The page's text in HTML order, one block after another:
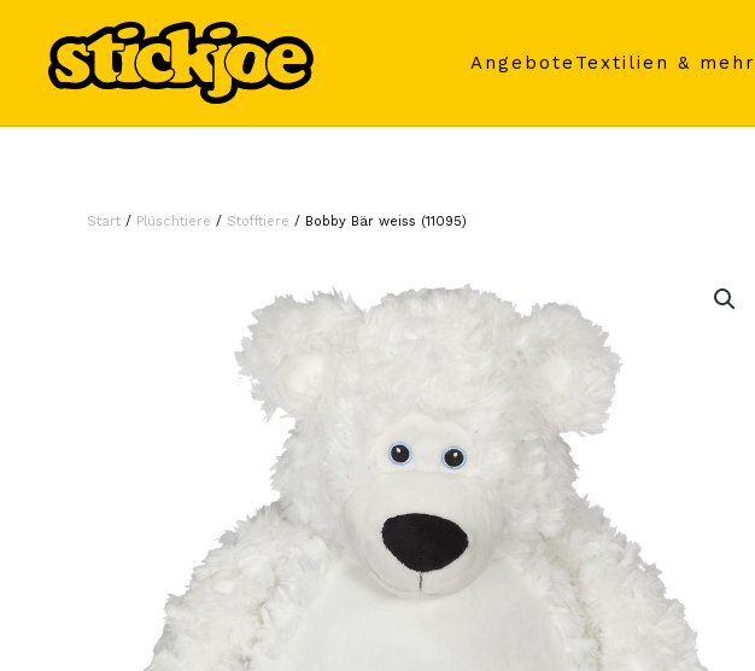
Skip to main content Angebote Textilien & mehr
Start / Plüschtiere / Stofftiere / Bobby Bär weiss (11095)